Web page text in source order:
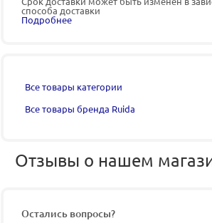
способа доставки
Подробнее
Все товары категории
Все товары бренда Ruida
Отзывы о нашем
Остались вопросы?